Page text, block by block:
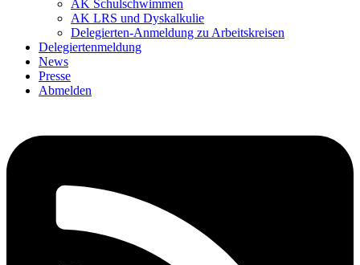
AK Schulschwimmen
AK LRS und Dyskalkulie
Delegierten-Anmeldung zu Arbeitskreisen
Delegiertenmeldung
News
Presse
Abmelden